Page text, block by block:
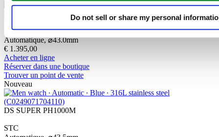
Do not sell or share my personal
DS SUPER PH2000M
STC
Automatique,⌀43.0mm
€ 1.395,00
Acheter en ligne
Réserver dans une boutique
Trouver un point de vente
Nouveau
DS SUPER PH1000M
STC